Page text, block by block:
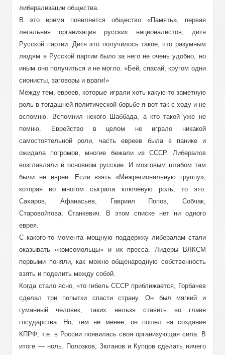
либерализации общества.
В это время появляется общество «Память», первая
легальная организация русских националистов, дитя
Русской партии. Дитя это получилось такое, что разумным
людям в Русской партии было за него не очень удобно, но
иным оно получиться и не могло. «Бей, спасай, кругом одни
сионисты, заговоры и враги!»
Между тем, евреев, которые играли хоть какую-то заметную
роль в тогдашней политической борьбе я вот так с ходу и не
вспомню. Вспомнил некого Шаббада, а кто такой уже не
помню. Еврейство в целом не играло никакой
самостоятельной роли, часть евреев была в панике и
ожидала погромов, многие бежали из СССР. Либералов
возглавляли в основном русские. И мозговым штабом там
были не евреи. Если взять «Межрегиональную группу»,
которая во многом сыграла ключевую роль, то это:
Сахаров, Афанасьев, Гавриил Попов, Собчак,
Старовойтова, Станкевич. В этом списке нет ни одного
еврея.
С какого-то момента мощную поддержку либералам стали
оказывать «комсомольцы» и их пресса. Лидеры ВЛКСМ
первыми поняли, как можно общенародную собственность
взять и поделить между собой.
Когда стало ясно, что гибель СССР приближается, Горбачев
сделал три попытки спасти страну. Он был мягкий и
гуманный человек, таких нельзя ставить во главе
государства. Но, тем не менее, он пошел на создание
КПРФ, т.е. в России появилась своя организующая сила. В
итоге — ноль. Полозков, Зюганов и Купцов сделать ничего